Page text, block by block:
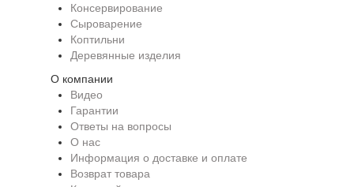
Консервирование
Сыроварение
Коптильни
Деревянные изделия
О компании
Видео
Гарантии
Ответы на вопросы
О нас
Информация о доставке и оплате
Возврат товара